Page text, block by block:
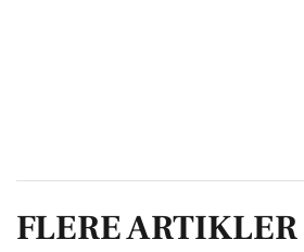
FLERE ARTIKLER